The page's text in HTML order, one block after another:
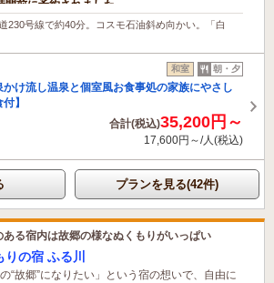
間前に予約されました
230号線で約40分。コスモ石油斜め向かい。「白
和室 朝・夕
け流し温泉と個室風お食事処の家族にやさし
】
合計(税込)35,200円～
17,600円～/人(税込)
プランを見る(42件)
る宿内は故郷の様なぬくもりがいっぱい
りの宿 ふる川
の“故郷”になりたい」という宿の想いで、自由に